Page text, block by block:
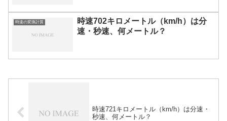
時速の変換計算
時速702キロメートル（km/h）は分
速・秒速、何メートル？
時速721キロメートル（km/h）は分速・
秒速、何メートル？